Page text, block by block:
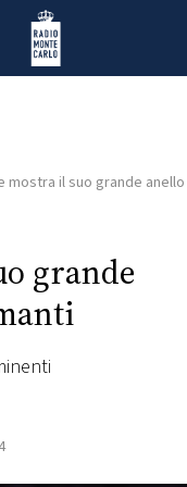
Radio Monte Carlo
mostra il suo grande anello
grande